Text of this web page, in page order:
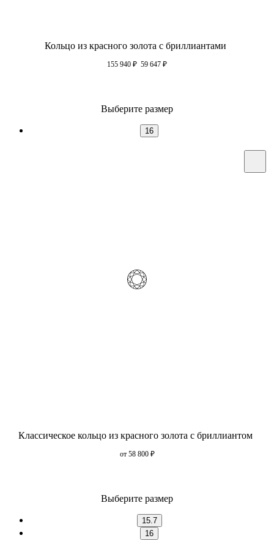
Кольцо из красного золота с бриллиантами
155 940 ₽ 59 647 ₽
Выберите размер
16
Классическое кольцо из красного золота с бриллиантом
от 58 800 ₽
Выберите размер
15.7
16